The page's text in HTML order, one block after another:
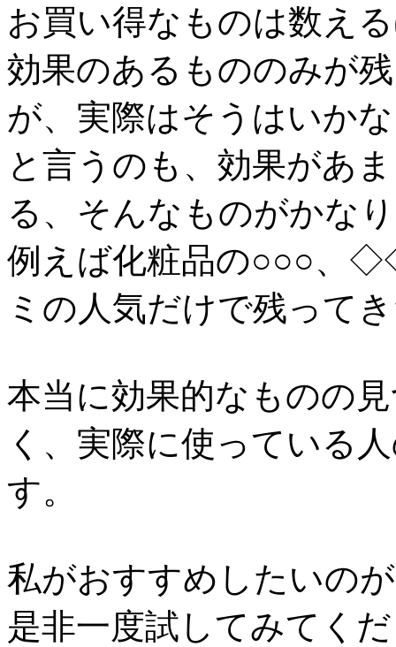
お買い得なものは数え
効果のあるもののみが
が、実際はそうはいか
と言うのも、効果があ
る、そんなものがかな
例えば化粧品の○○○
ミの人気だけで残って
本当に効果的なものの
く、実際に使っている
す。
私がおすすめしたいの
是非一度試してみてく